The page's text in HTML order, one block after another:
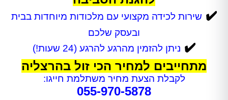
✔️ שירות לכידה מקצועי עם מלכודות מיוחדות בבית
ובעסק שלכם
✔️ ניתן להזמין מהרגע להרגע (24 שעות!)
מתחייבים למחיר הכי זול בהרצליה
לקבלת הצעת מחיר משתלמת חייגו:
055-970-5878